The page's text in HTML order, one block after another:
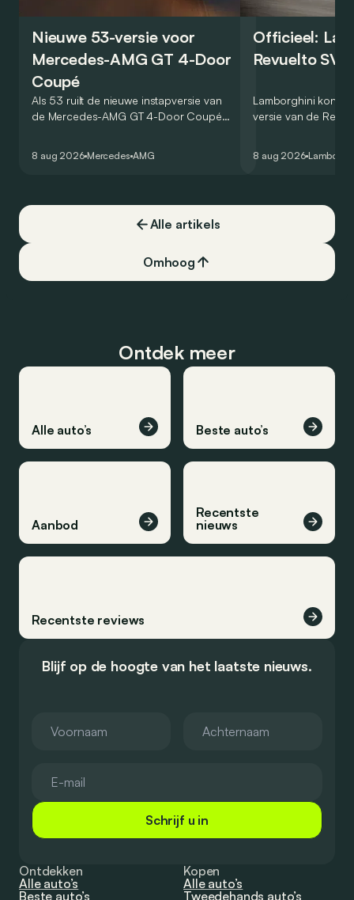
Nieuwe 53-versie voor
Mercedes-AMG GT 4-Door
Coupé
Als 53 ruilt de nieuwe instapversie van
de Mercedes-AMG GT 4-Door Coupé
8 aug 2026 Mercedes AMG
Officieel:
Revuelto SV
Lamborghini
versie van de
een record voor
8 aug 2026
Alle artikels
Omhoog
Ontdek meer
Alle auto’s Beste auto’s
Aanbod
Recentste
nieuws
Recentste reviews
Blijf op de hoogte van het laatste nieuws.
Schrijf u in
Ontdekken
Alle auto’s
Beste auto’s
Kopen
Alle auto’s
Tweedehands auto’s